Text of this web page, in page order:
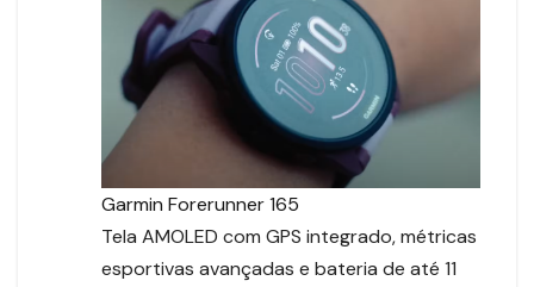
Garmin Forerunner 165
Tela AMOLED com GPS integrado, métricas
esportivas avançadas e bateria de até 11